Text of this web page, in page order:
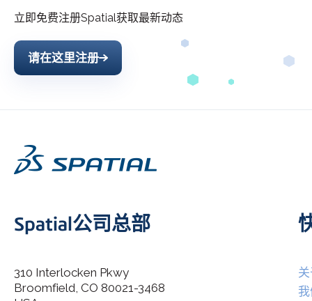
立即免费注册Spatial获取最新动态
I agree to allow Spatial Corp to store and process my
请在这里注册
Spatial公司总部
310 Interlocken Pkwy
Broomfield, CO 80021-3468